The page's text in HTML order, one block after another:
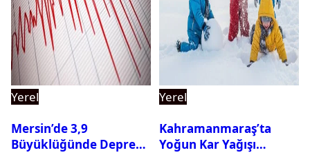
Yerel
Mersin’de 3,9
Büyüklüğünde Deprem
Yerel
Kahramanmaraş’ta
Yoğun Kar Yağışı